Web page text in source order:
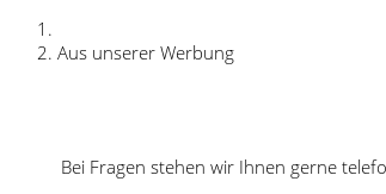
Aus unserer Werbung
Bei Fragen stehen wir Ihnen gerne